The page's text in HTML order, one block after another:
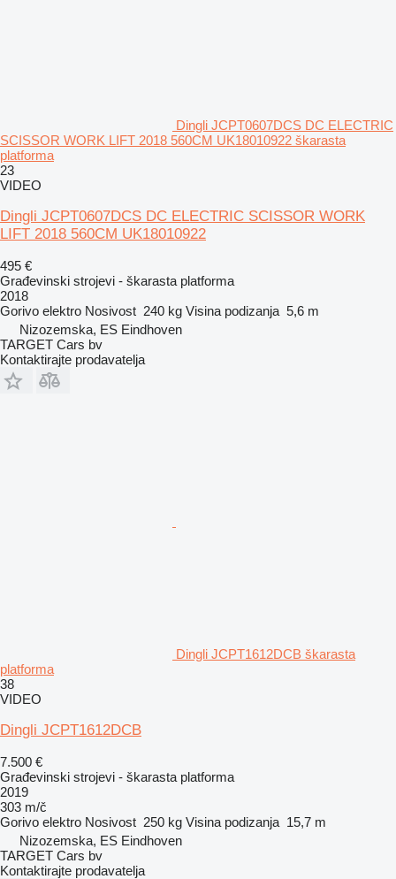
Dingli JCPT0607DCS DC ELECTRIC
SCISSOR WORK LIFT 2018 560CM UK18010922 škarasta
platforma
23
VIDEO
Dingli JCPT0607DCS DC ELECTRIC SCISSOR WORK
LIFT 2018 560CM UK18010922
495 €
Građevinski strojevi - škarasta platforma
2018
Gorivo elektro Nosivost 240 kg Visina podizanja 5,6 m
Nizozemska, ES Eindhoven
TARGET Cars bv
Kontaktirajte prodavatelja
Dingli JCPT1612DCB škarasta
platforma
38
VIDEO
Dingli JCPT1612DCB
7.500 €
Građevinski strojevi - škarasta platforma
2019
303 m/č
Gorivo elektro Nosivost 250 kg Visina podizanja 15,7 m
Nizozemska, ES Eindhoven
TARGET Cars bv
Kontaktirajte prodavatelja